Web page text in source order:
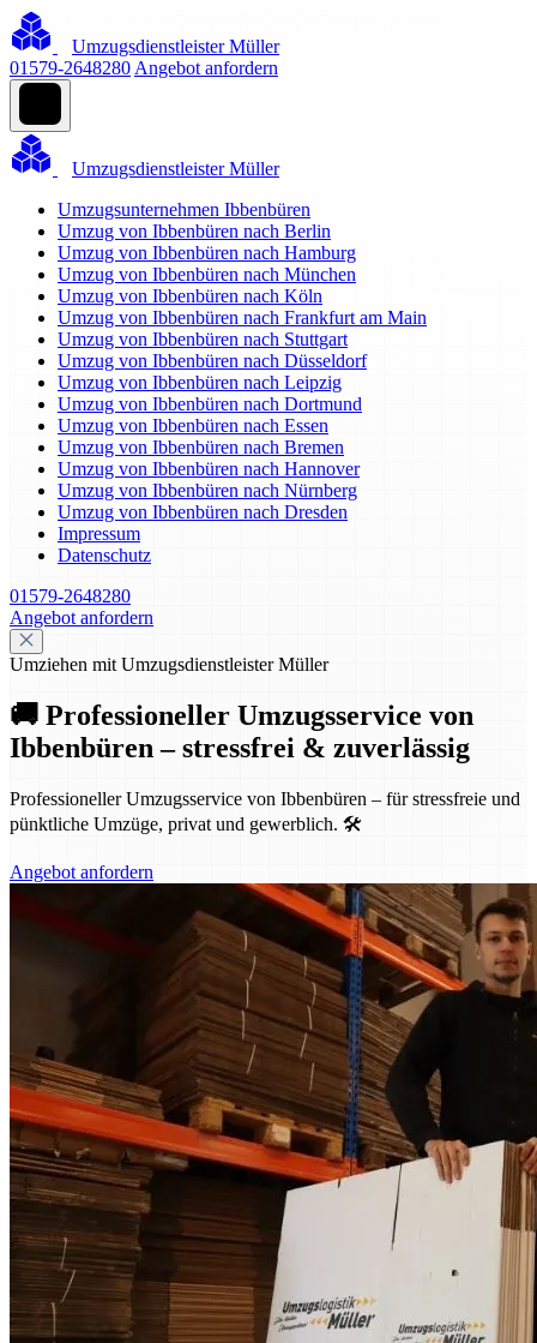
Umzugsdienstleister Müller
01579-2648280 Angebot anfordern
Umzugsdienstleister Müller
Umzugsunternehmen Ibbenbüren
Umzug von Ibbenbüren nach Berlin
Umzug von Ibbenbüren nach Hamburg
Umzug von Ibbenbüren nach München
Umzug von Ibbenbüren nach Köln
Umzug von Ibbenbüren nach Frankfurt am Main
Umzug von Ibbenbüren nach Stuttgart
Umzug von Ibbenbüren nach Düsseldorf
Umzug von Ibbenbüren nach Leipzig
Umzug von Ibbenbüren nach Dortmund
Umzug von Ibbenbüren nach Essen
Umzug von Ibbenbüren nach Bremen
Umzug von Ibbenbüren nach Hannover
Umzug von Ibbenbüren nach Nürnberg
Umzug von Ibbenbüren nach Dresden
Impressum
Datenschutz
01579-2648280
Angebot anfordern
Umziehen mit Umzugsdienstleister Müller
🚚 Professioneller Umzugsservice von
Ibbenbüren – stressfrei & zuverlässig
Professioneller Umzugsservice von Ibbenbüren – für stressfreie und
pünktliche Umzüge, privat und gewerblich. 🛠️
Angebot anfordern